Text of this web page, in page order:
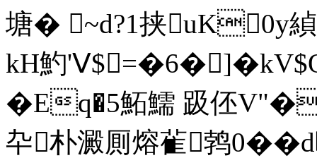
塘� ~d?1挟uK0y
kH魡
�Eq�5鮖鱬 趿伾V"�
卆朴澱厠熔雈鹁0��